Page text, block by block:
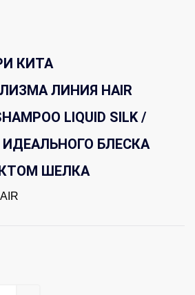
КИТА
ЛИНИЯ HAIR
LIQUID SILK /
БЛЕСКА
ШЕЛКА